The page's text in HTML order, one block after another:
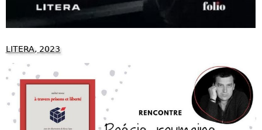
LITERA, 2023